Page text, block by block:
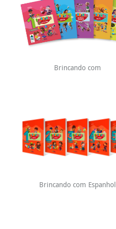
Brincando com
Brincando com Espanhol